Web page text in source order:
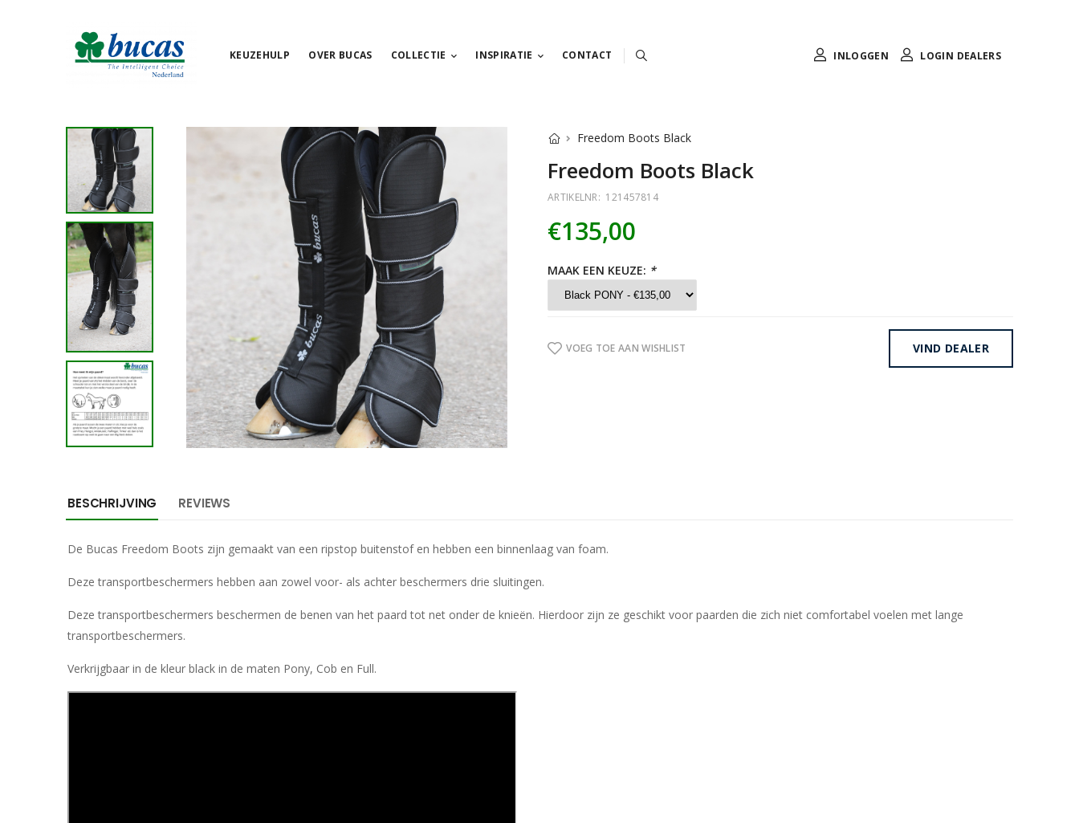
KEUZEHULP OVER BUCAS COLLECTIE INSPIRATIE CONTACT INLOGGEN LOGIN DEALERS
Freedom Boots Black
Freedom Boots Black
ARTIKELNR: 121457814
€135,00
MAAK EEN KEUZE: *
VOEG TOE AAN WISHLIST VIND DEALER
BESCHRIJVING REVIEWS
De Bucas Freedom Boots zijn gemaakt van een ripstop buitenstof en hebben een binnenlaag van foam.
Deze transportbeschermers hebben aan zowel voor- als achter beschermers drie sluitingen.
Deze transportbeschermers beschermen de benen van het paard tot net onder de knieën. Hierdoor zijn ze geschikt voor paarden die zich niet comfortabel voelen met lange
transportbeschermers.
Verkrijgbaar in de kleur black in de maten Pony, Cob en Full.